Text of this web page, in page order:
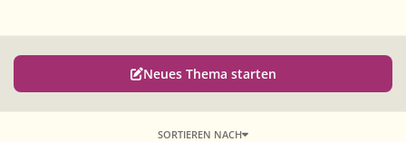
Neues Thema starten
SORTIEREN NACH